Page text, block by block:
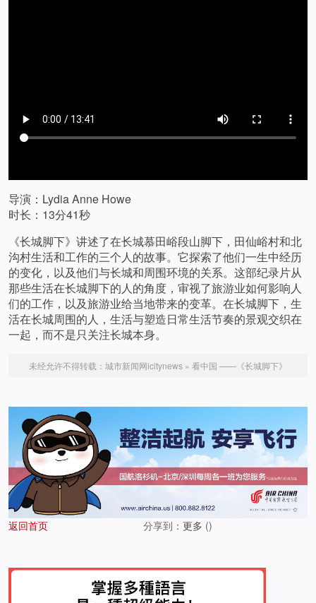
导演：Lydia Anne Howe
时长：13分41秒
《长城脚下》讲述了在长城慕田峪段山脚下，田仙峪村和北
沟村生活和工作的三个人的故事。它探索了他们一生中经历
的变化，以及他们与长城和周围环境的关系。这部纪录片从
那些生活在长城脚下的人的角度，审视了旅游业如何影响人
们的工作，以及旅游业给当地带来的变革。在长城脚下，生
活在长城周围的人，生活与塑造日常生活节奏的景观交织在
一起，而不是只关注长城本身。
未经允许不得转载： 城市新闻网icitynews » 看中国 ——《长城脚下》
返回首页 分享到： 更多 ()